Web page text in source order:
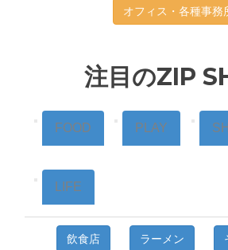
オフィス・各種事務
注目のZIP
FOOD PLAY
LIFE
飲食店 ラーメン